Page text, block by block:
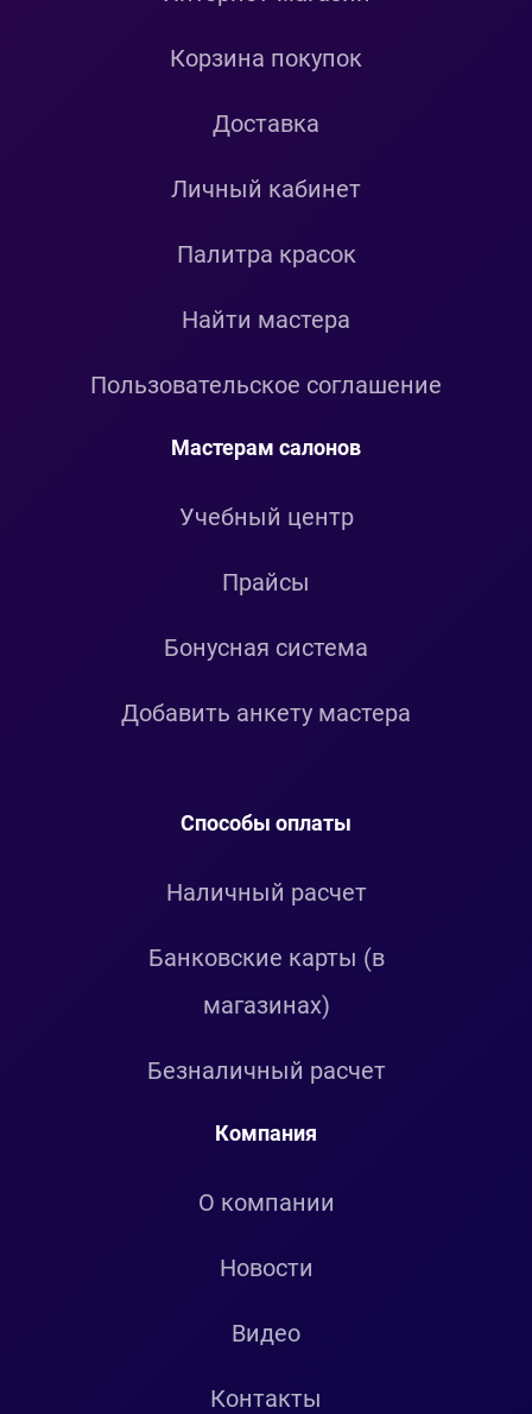
Корзина покупок
Доставка
Личный кабинет
Палитра красок
Найти мастера
Пользовательское соглашение
Мастерам салонов
Учебный центр
Прайсы
Бонусная система
Добавить анкету мастера
Способы оплаты
Наличный расчет
Банковские карты (в
магазинах)
Безналичный расчет
Компания
О компании
Новости
Видео
Контакты